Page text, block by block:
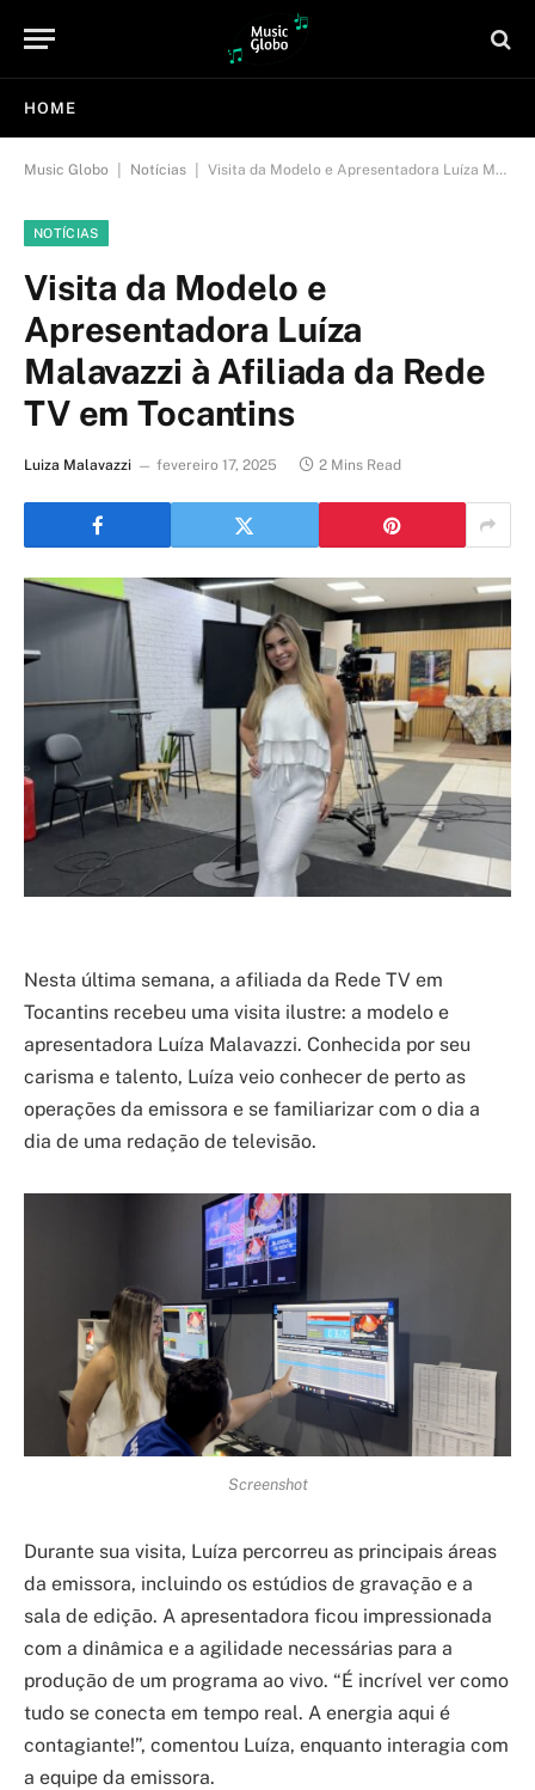
HOME
Music Globo Notícias Visita da Modelo e Apresentadora Luíza Malavazzi à Afiliada da Rede TV em Tocantins
NOTÍCIAS
Visita da Modelo e
Apresentadora Luíza
Malavazzi à Afiliada da Rede
TV em Tocantins
Luiza Malavazzi fevereiro 17, 2025 2 Mins Read
Nesta última semana, a afiliada da Rede TV em
Tocantins recebeu uma visita ilustre: a modelo e
apresentadora Luíza Malavazzi. Conhecida por seu
carisma e talento, Luíza veio conhecer de perto as
operações da emissora e se familiarizar com o dia a
dia de uma redação de televisão.
Screenshot
Durante sua visita, Luíza percorreu as principais áreas
da emissora, incluindo os estúdios de gravação e a
sala de edição. A apresentadora ficou impressionada
com a dinâmica e a agilidade necessárias para a
produção de um programa ao vivo. “É incrível ver como
tudo se conecta em tempo real. A energia aqui é
contagiante!”, comentou Luíza, enquanto interagia com
a equipe da emissora.